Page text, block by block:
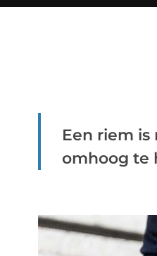
Een riem is
omhoog te